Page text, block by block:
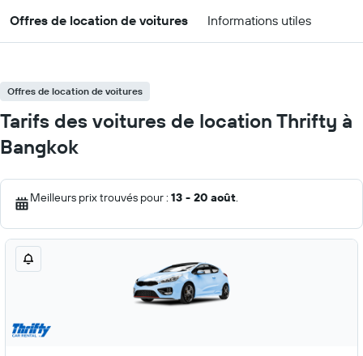
Offres de location de voitures Informations utiles
Offres de location de voitures
Tarifs des voitures de location Thrifty à
Bangkok
Meilleurs prix trouvés pour : 13 - 20 août.